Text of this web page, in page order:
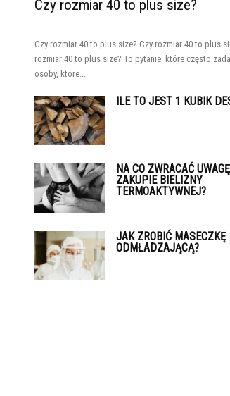
Czy rozmiar 40 to plus size?
Czy rozmiar 40 to plus size? Czy rozmiar 40 to plus
rozmiar 40 to plus size? To pytanie, które często
osoby, które...
ILE TO JEST 1 KUBIK
NA CO ZWRACAĆ
ZAKUPIE BIELIZNY
TERMOAKTYWNEJ?
JAK ZROBIĆ MASECZKĘ
ODMŁADZAJĄCĄ?